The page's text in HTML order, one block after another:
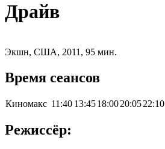
Драйв
Экшн, США, 2011, 95 мин.
Время сеансов
Киномакс 11:40 13:4518:0020:0522:10
Режиссёр: